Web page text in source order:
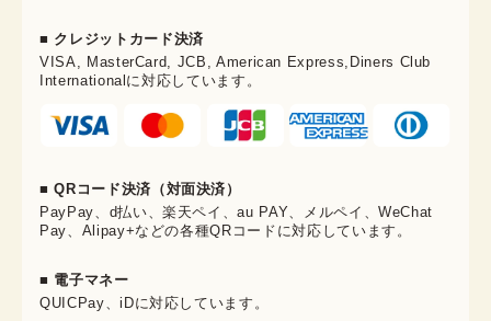
■ クレジットカード決済
VISA, MasterCard, JCB, American Express,Diners Club
Internationalに対応しています。
■ QRコード決済（対面決済）
PayPay、d払い、楽天ペイ、au PAY、メルペイ、WeChat
Pay、Alipay+などの各種QRコードに対応しています。
■ 電子マネー
QUICPay、iDに対応しています。